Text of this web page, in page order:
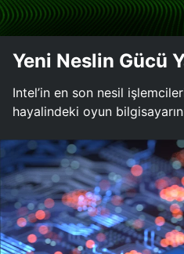
Yeni Neslin Gücü
Intel’in en son nesil
hayalindeki oyun